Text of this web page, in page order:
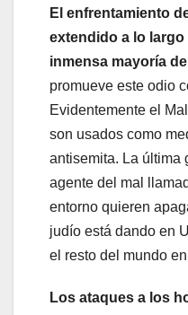
El enfrentamiento
extendido a lo
inmensa mayoría
promueve este odio
Evidentemente el
son usados como
antisemita. La última
agente del mal
entorno quieren
judío está dando en
el resto del mundo
Los ataques a los